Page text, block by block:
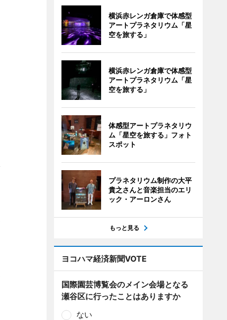
横浜赤レンガ倉庫で体感型
アートプラネタリウム「星
空を旅する」
横浜赤レンガ倉庫で体感型
アートプラネタリウム「星
空を旅する」
体感型アートプラネタリウ
ム「星空を旅する」フォト
スポット
プラネタリウム制作の大平
貴之さんと音楽担当のエリ
ック・アーロンさん
もっと見る
ヨコハマ経済新聞VOTE
国際園芸博覧会のメイン会場となる
瀬谷区に行ったことはありますか
ない